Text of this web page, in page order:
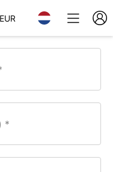
EUR